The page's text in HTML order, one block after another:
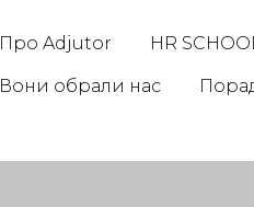
Про Adjutor HR
Вони обрали нас